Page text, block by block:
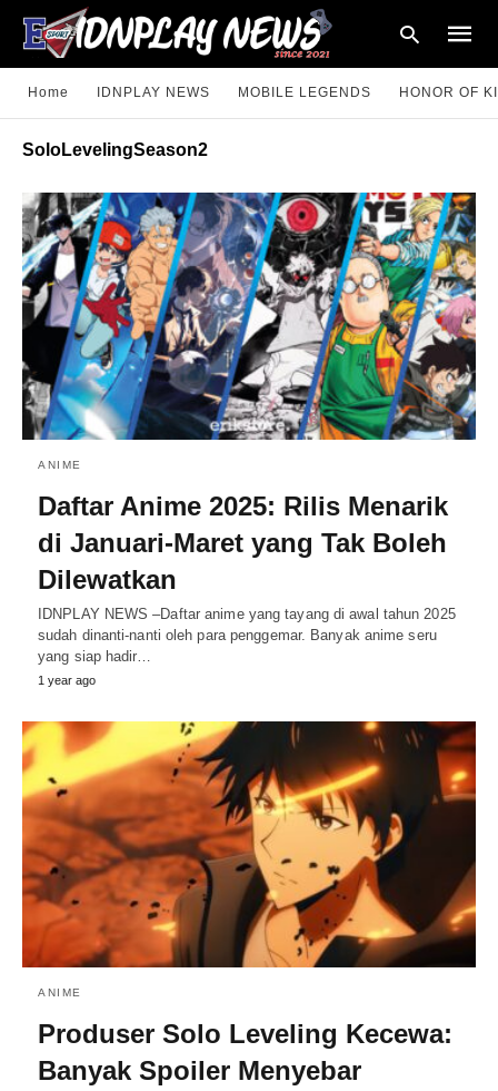
your
search
query
and
hit
enter:
Home IDNPLAY NEWS MOBILE LEGENDS HONOR OF
SoloLevelingSeason2
ANIME
Daftar Anime 2025: Rilis Menarik
di Januari-Maret yang Tak Boleh
Dilewatkan
IDNPLAY NEWS –Daftar anime yang tayang di awal tahun 2025
sudah dinanti-nanti oleh para penggemar. Banyak anime seru
yang siap hadir…
1 year ago
ANIME
Produser Solo Leveling Kecewa:
Banyak Spoiler Menyebar